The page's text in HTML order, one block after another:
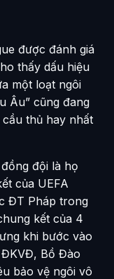
được đánh giá
thấy dấu hiệu
một loạt ngôi
Âu” cũng đang
thủ hay nhất
đội là họ
của UEFA
ĐT Pháp trong
kết của 4
khi bước vào
ĐKVĐ, Bồ Đào
bảo vệ ngôi vô